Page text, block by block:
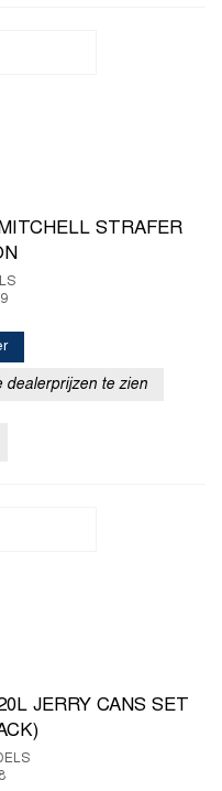
STRAFER
dealerprijzen te zien
JERRY CANS SET